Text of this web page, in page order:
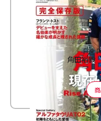
F速
角田裕毅